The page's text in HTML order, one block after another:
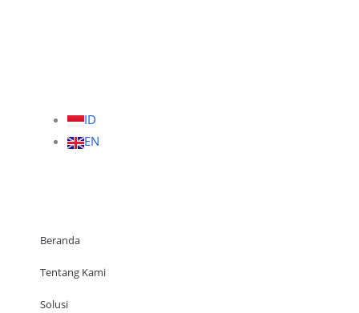
ID
EN
Beranda
Subsidiaries
Hubungi Kami
Beranda
Tentang Kami
Solusi